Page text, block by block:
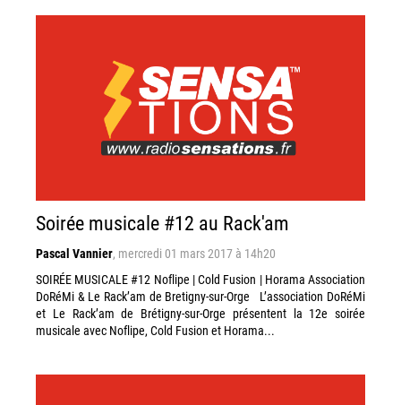
Soirée musicale #12 au Rack'am
Pascal Vannier, mercredi 01 mars 2017 à 14h20
SOIRÉE MUSICALE #12 Noflipe | Cold Fusion | Horama Association
DoRéMi & Le Rack’am de Bretigny-sur-Orge L’association DoRéMi
et Le Rack’am de Brétigny-sur-Orge présentent la 12e soirée
musicale avec Noflipe, Cold Fusion et Horama...